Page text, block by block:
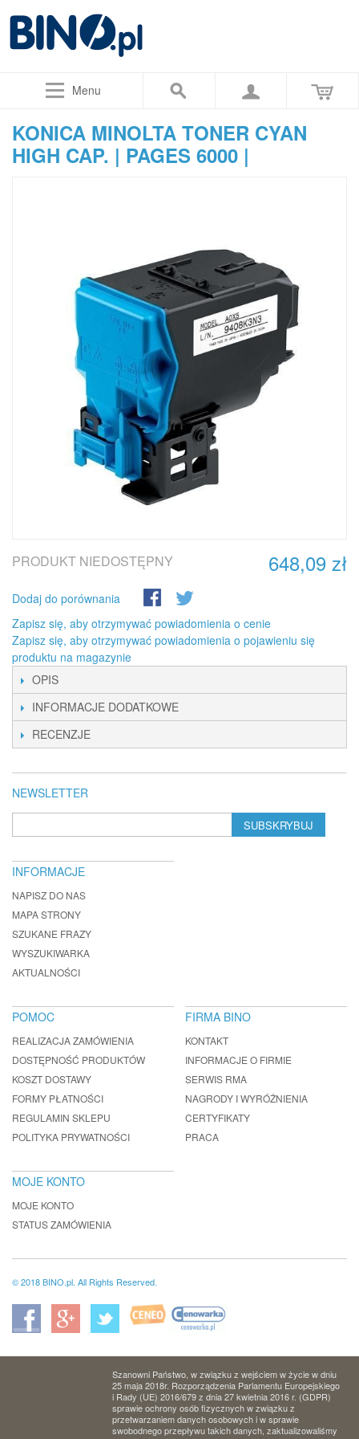
Menu
KONICA MINOLTA TONER CYAN
HIGH CAP. | PAGES 6000 |
648,09 zł
PRODUKT NIEDOSTĘPNY
Dodaj do porównania
Zapisz się, aby otrzymywać powiadomienia o cenie
Zapisz się, aby otrzymywać powiadomienia o pojawieniu się
produktu na magazynie
OPIS
INFORMACJE DODATKOWE
RECENZJE
NEWSLETTER
SUBSKRYBUJ
INFORMACJE
NAPISZ DO NAS
MAPA STRONY
SZUKANE FRAZY
WYSZUKIWARKA
AKTUALNOŚCI
POMOC
REALIZACJA ZAMÓWIENIA
DOSTĘPNOŚĆ PRODUKTÓW
KOSZT DOSTAWY
FORMY PŁATNOŚCI
REGULAMIN SKLEPU
POLITYKA PRYWATNOŚCI
FIRMA BINO
KONTAKT
INFORMACJE O FIRMIE
SERWIS RMA
NAGRODY I WYRÓŻNIENIA
CERTYFIKATY
PRACA
MOJE KONTO
MOJE KONTO
STATUS ZAMÓWIENIA
© 2018 BINO.pl. All Rights Reserved.
Szanowni Państwo, w związku z wejściem w życie w dniu
25 maja 2018r. Rozporządzenia Parlamentu Europejskiego
i Rady (UE) 2016/679 z dnia 27 kwietnia 2016 r. (GDPR)
sprawie ochrony osób fizycznych w związku z
przetwarzaniem danych osobowych i w sprawie
swobodnego przepływu takich danych, zaktualizowaliśmy